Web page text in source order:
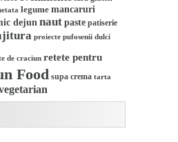
legume mancaruri
dejun naut paste patiserie
proiecte pufosenii dulci
de craciun retete pentru
Food supa crema tarta